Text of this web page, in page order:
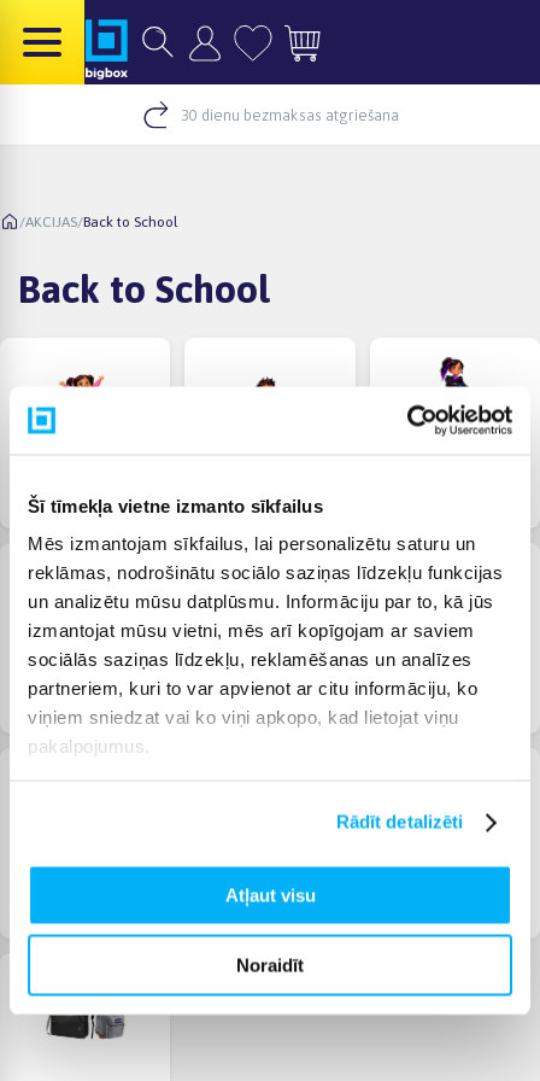
Šī tīmekļa vietne izmanto sīkfailus
Mēs izmantojam sīkfailus, lai personalizētu saturu un
reklāmas, nodrošinātu sociālo saziņas līdzekļu funkcijas
un analizētu mūsu datplūsmu. Informāciju par to, kā jūs
izmantojat mūsu vietni, mēs arī kopīgojam ar saviem
sociālās saziņas līdzekļu, reklamēšanas un analīzes
partneriem, kuri to var apvienot ar citu informāciju, ko
viņiem sniedzat vai ko viņi apkopo, kad lietojat viņu
pakalpojumus.
Rādīt detalizēti
Atļaut visu
Noraidīt
30 dienu bezmaksas atgriešana
/AKCIJAS/Back to School
Back to School
Studentam Mājas birojam
Datori mācībām un
darbam
Augstākās klases